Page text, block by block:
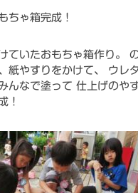
ちゃ箱完成！
ていたおもちゃ箱作り。
紙やすりをかけて、
ウレ
んなで塗って 仕上げのや
！